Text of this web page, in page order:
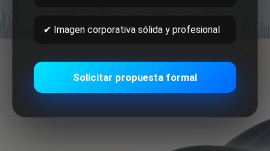
✔ Imagen corporativa sólida y profesional
Solicitar propuesta formal